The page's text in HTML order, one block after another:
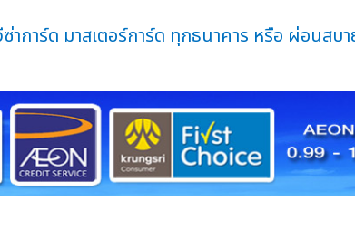
าการ์ด มาสเตอร์การ์ด ทุกธนาคาร หรือ ผ่อนส